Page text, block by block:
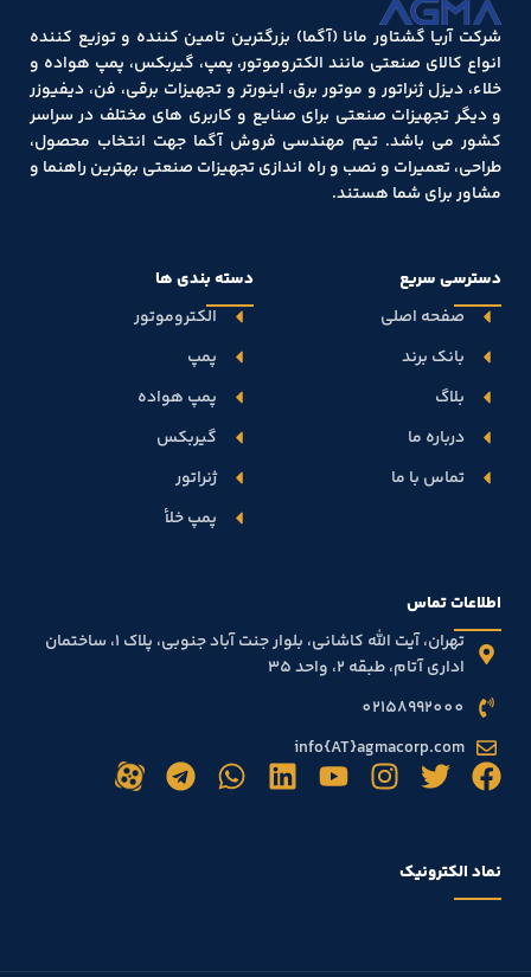
شرکت آریا گشتاور مانا (آگما) بزرگترین تامین کننده و توزیع کننده
انواع کالای صنعتی مانند الکتروموتور، پمپ، گیربکس، پمپ هواده و
خلاء، دیزل ژنراتور و موتور برق، اینورتر و تجهیزات برقی، فن، دیفیوزر
و دیگر تجهیزات صنعتی برای صنایع و کاربری های مختلف در سراسر
کشور می باشد. تیم مهندسی فروش آگما جهت انتخاب محصول،
طراحی، تعمیرات و نصب و راه اندازی تجهیزات صنعتی بهترین راهنما و
مشاور برای شما هستند.
دسترسی سریع
صفحه اصلی
بانک برند
بلاگ
درباره ما
تماس با ما
دسته بندی ها
الکتروموتور
پمپ
پمپ هواده
گیربکس
ژنراتور
پمپ خلأ
اطلاعات تماس
تهران، آیت الله کاشانی، بلوار جنت آباد جنوبی، پلاک ۱، ساختمان
اداری آتام، طبقه 2، واحد 35
02158992000
info{AT}agmacorp.com
نماد الکترونیک